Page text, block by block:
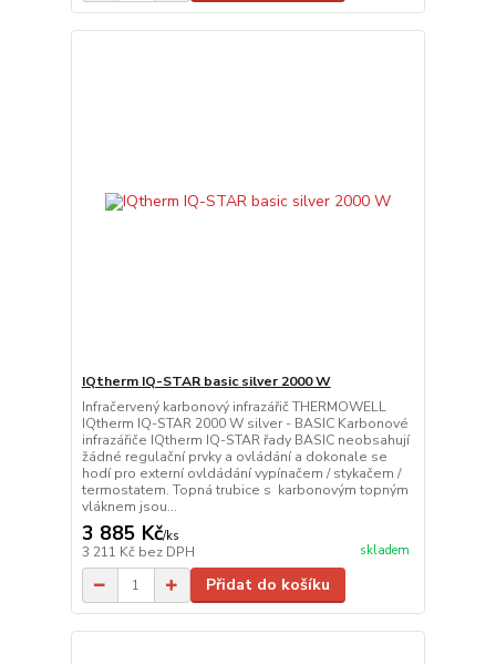
IQtherm IQ-STAR basic silver 2000 W
Infračervený karbonový infrazářič THERMOWELL
IQtherm IQ-STAR 2000 W silver - BASIC Karbonové
infrazářiče IQtherm IQ-STAR řady BASIC neobsahují
žádné regulační prvky a ovládání a dokonale se
hodí pro externí ovldádání vypínačem / stykačem /
termostatem. Topná trubice s karbonovým topným
vláknem jsou...
3 885 Kč/ks
3 211 Kč bez DPH skladem
Přidat do košíku